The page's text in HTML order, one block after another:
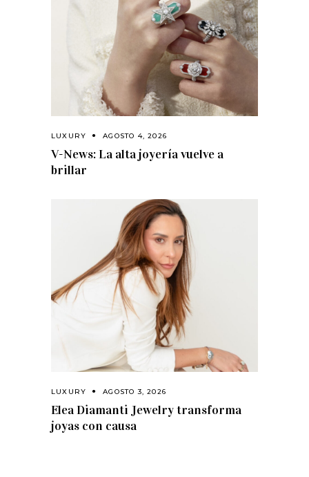
LUXURY AGOSTO 4, 2026
V-News: La alta joyería vuelve a
brillar
LUXURY AGOSTO 3, 2026
Elea Diamanti Jewelry transforma
joyas con causa